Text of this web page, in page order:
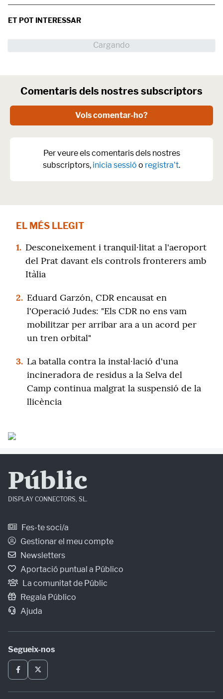
ET POT INTERESSAR
Comentaris dels nostres subscriptors
Vols comentar-ho?
Per veure els comentaris dels nostres
subscriptors, inicia sessió o registra't.
EL MÉS LLEGIT
1. Desconeixement i tranquil·litat a l'aeroport
del Prat davant els controls fronterers amb
Itàlia
2. Eduard Garzón, CDR encausat en
l'Operació Judes: "Els CDR no ens vam
mobilitzar per arribar ara a un acord per
un tren orbital"
3. La batalla contra la instal·lació d'una
incineradora de residus a la Selva del
Camp continua malgrat la suspensió de la
llicència
Públic
DISPLAY CONNECTORS, SL.
Fes-te soci/a
Gestionar el meu compte
Newsletters
Aportació puntual a Público
La comunitat de Públic
Regala Público
Ajuda
Segueix-nos